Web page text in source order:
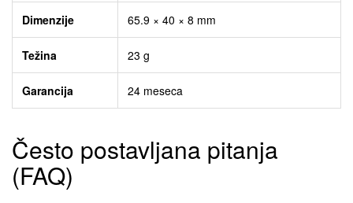
Dimenzije 65.9 × 40 × 8 mm
Težina 23 g
Garancija 24 meseca
Često postavljana pitanja
(FAQ)